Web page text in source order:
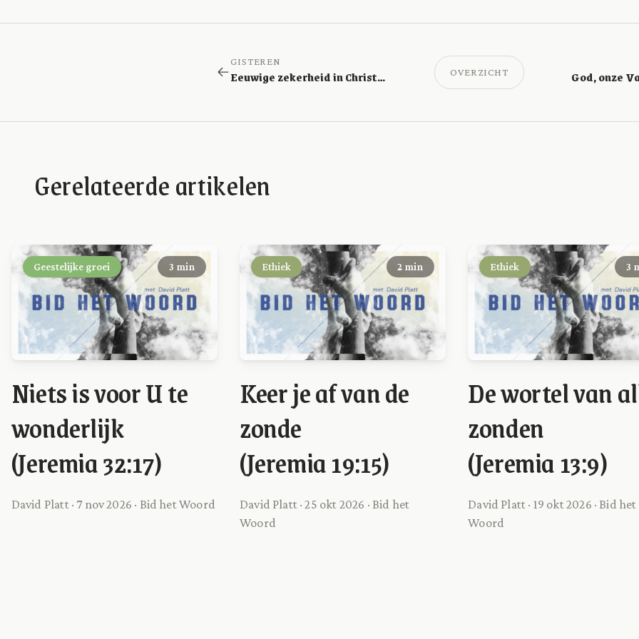
GISTEREN
Eeuwige zekerheid in Christus (Jeremia 33:20–22) OVERZICHT
Gerelateerde artikelen
Geestelijke groei 3 min
Niets is voor U te
wonderlijk
(Jeremia 32:17)
David Platt · 7 nov 2026 · Bid het Woord
Ethiek 2 min
Keer je af van de
zonde
(Jeremia 19:15)
David Platt · 25 okt 2026 · Bid het
Woord
Ethiek 3
De wortel van
zonden
(Jeremia 13:9)
David Platt · 19 okt 2026 · Bid het
Woord